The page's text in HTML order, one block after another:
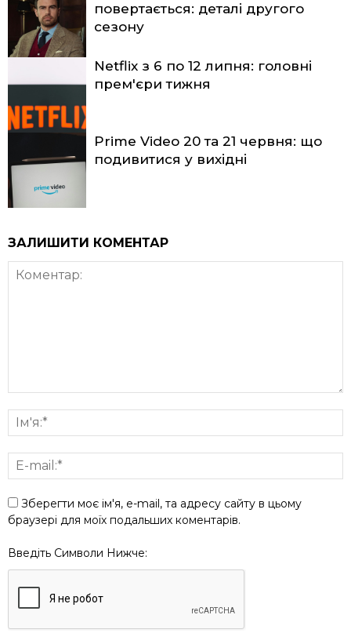
повертається: деталі другого
сезону
Netflix з 6 по 12 липня: головні
прем'єри тижня
Prime Video 20 та 21 червня: що
подивитися у вихідні
ЗАЛИШИТИ КОМЕНТАР
Зберегти моє ім'я, e-mail, та адресу сайту в цьому
браузері для моїх подальших коментарів.
Введіть Символи Нижче: